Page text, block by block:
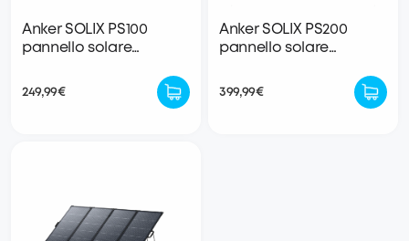
Anker SOLIX PS100
pannello solare
249,99€
Anker SOLIX PS200
pannello solare
399,99€